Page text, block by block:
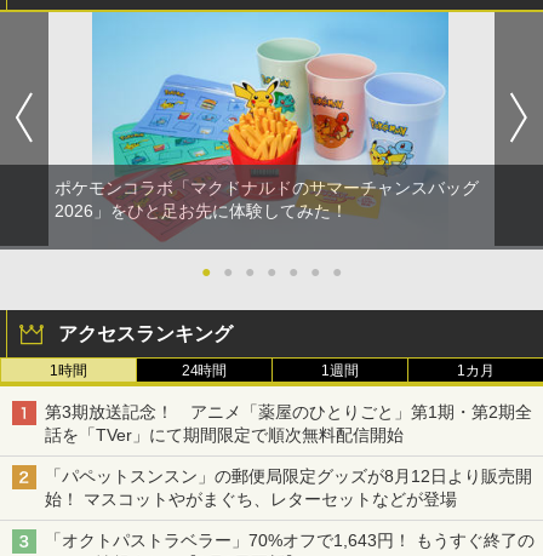
ポケモンコラボ「マクドナルドのサマーチャンスバッグ
2026」をひと足お先に体験してみた！
● ● ● ● ● ● ●
アクセスランキング
1時間 24時間 1週間 1カ月
第3期放送記念！ アニメ「薬屋のひとりごと」第1期・第2期全
話を「TVer」にて期間限定で順次無料配信開始
「パペットスンスン」の郵便局限定グッズが8月12日より販売開
始！ マスコットやがまぐち、レターセットなどが登場
「オクトパストラベラー」70%オフで1,643円！ もうすぐ終了の